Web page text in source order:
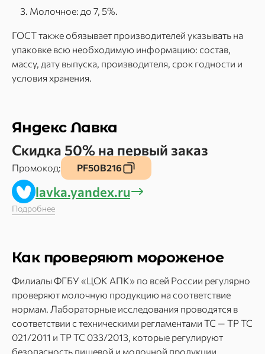
Молочное: до 7, 5%.
ГОСТ также обязывает производителей указывать на
упаковке всю необходимую информацию: состав,
массу, дату выпуска, производителя, срок годности и
условия хранения.
Яндекс Лавка
Скидка 50% на первый заказ
Промокод: PF50B216
lavka.yandex.ru
Подробнее
Как проверяют мороженое
Филиалы ФГБУ «ЦОК АПК» по всей России регулярно
проверяют молочную продукцию на соответствие
нормам. Лабораторные исследования проводятся в
соответствии с техническими регламентами ТС — ТР ТС
021/2011 и ТР ТС 033/2013, которые регулируют
безопасность пищевой и молочной продукции.